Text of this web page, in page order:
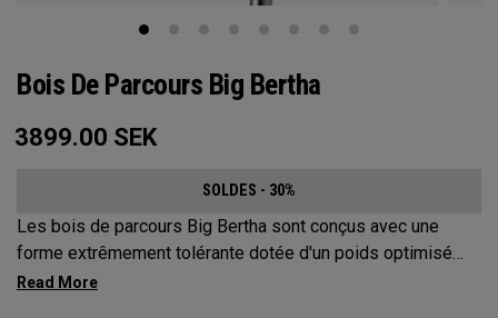
Bois De Parcours Big Bertha
3899.00 SEK
SOLDES - 30%
Les bois de parcours Big Bertha sont conçus avec une
forme extrêmement tolérante dotée d'un poids optimisé
pour les joueurs qui souhaitent réduire leur slice et frapper